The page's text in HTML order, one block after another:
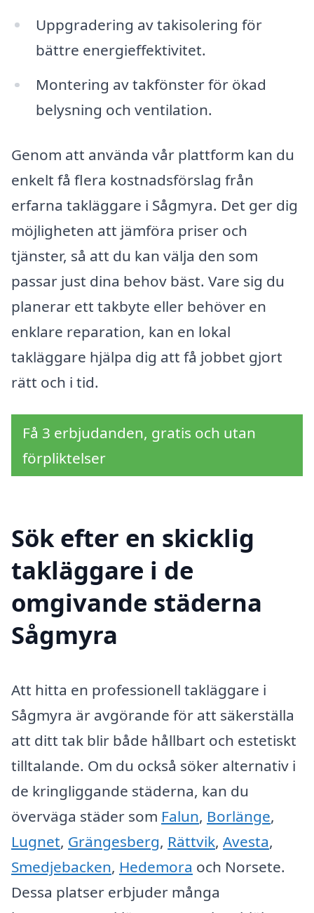
Uppgradering av takisolering för
bättre energieffektivitet.
Montering av takfönster för ökad
belysning och ventilation.
Genom att använda vår plattform kan du
enkelt få flera kostnadsförslag från
erfarna takläggare i Sågmyra. Det ger dig
möjligheten att jämföra priser och
tjänster, så att du kan välja den som
passar just dina behov bäst. Vare sig du
planerar ett takbyte eller behöver en
enklare reparation, kan en lokal
takläggare hjälpa dig att få jobbet gjort
rätt och i tid.
Få 3 erbjudanden, gratis och utan
förpliktelser
Sök efter en skicklig
takläggare i de
omgivande städerna
Sågmyra
Att hitta en professionell takläggare i
Sågmyra är avgörande för att säkerställa
att ditt tak blir både hållbart och estetiskt
tilltalande. Om du också söker alternativ i
de kringliggande städerna, kan du
överväga städer som Falun, Borlänge,
Lugnet, Grängesberg, Rättvik, Avesta,
Smedjebacken, Hedemora och Norsete.
Dessa platser erbjuder många